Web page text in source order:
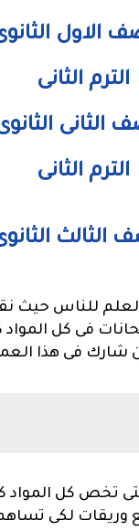
الاول
الترم الثانى
الثانى
الترم الثانى
للناس حيث
فى كل المواد
شارك فى هذا
تخص كل المواد
وريقات لكى